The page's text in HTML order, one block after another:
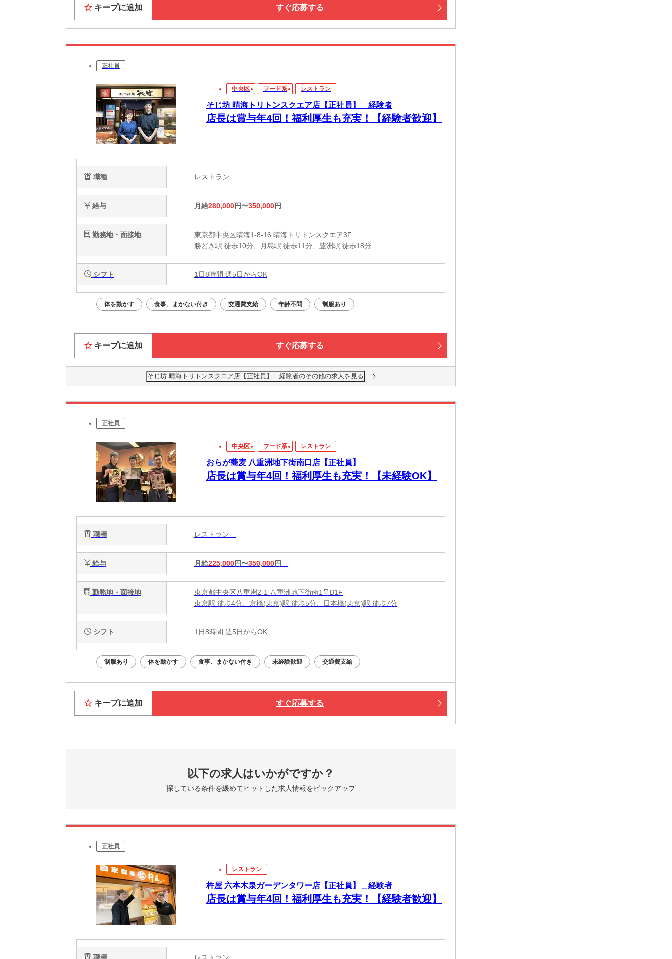
キープに追加 すぐ応募する
正社員
中央区 フード系 レストラン
そじ坊 晴海トリトンスクエア店【正社員】＿経験者
店長は賞与年4回！福利厚生も充実！【経験者歓迎】
職種 レストラン
給与 月給280,000円〜350,000円
勤務地・面接地
東京都中央区晴海1-8-16 晴海トリトンスクエア3F
勝どき駅 徒歩10分、月島駅 徒歩11分、豊洲駅 徒歩18分
シフト 1日8時間 週5日からOK
体を動かす 食事、まかない付き 交通費支給 年齢不問 制服あり
キープに追加 すぐ応募する
そじ坊 晴海トリトンスクエア店【正社員】＿経験者のその他の求人を見る
正社員
中央区 フード系 レストラン
おらが蕎麦 八重洲地下街南口店【正社員】
店長は賞与年4回！福利厚生も充実！【未経験OK】
職種 レストラン
給与 月給225,000円〜350,000円
勤務地・面接地
東京都中央区八重洲2-1 八重洲地下街南1号B1F
東京駅 徒歩4分、京橋(東京)駅 徒歩5分、日本橋(東京)駅 徒歩7分
シフト 1日8時間 週5日からOK
制服あり 体を動かす 食事、まかない付き 未経験歓迎 交通費支給
キープに追加 すぐ応募する
以下の求人はいかがですか？
探している条件を緩めてヒットした求人情報をピックアップ
正社員
レストラン
杵屋 六本木泉ガーデンタワー店【正社員】＿経験者
店長は賞与年4回！福利厚生も充実！【経験者歓迎】
職種 レストラン